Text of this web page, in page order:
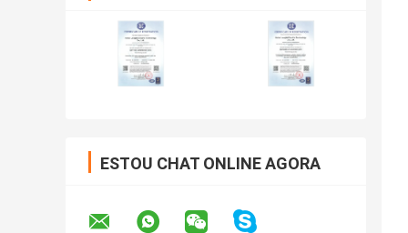
ESTOU CHAT ONLINE AGORA